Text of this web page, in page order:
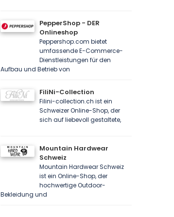
PepperShop - DER
Onlineshop
Peppershop.com bietet
umfassende E-Commerce-
Dienstleistungen für den
Aufbau und Betrieb von
FiliNi-Collection
Filini-collection.ch ist ein
Schweizer Online-Shop, der
sich auf liebevoll gestaltete,
Mountain Hardwear
Schweiz
Mountain Hardwear Schweiz
ist ein Online-Shop, der
hochwertige Outdoor-
Bekleidung und